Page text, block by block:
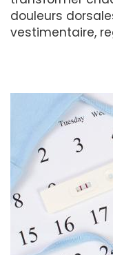
douleurs
vestimentaire,